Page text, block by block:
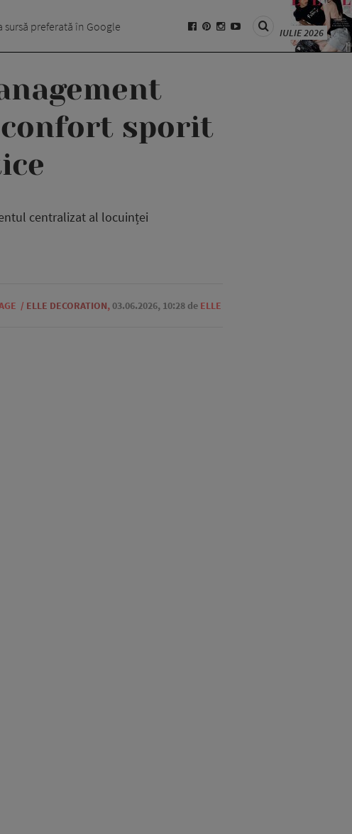
sursă preferată în Google IULIE 2026
sporit
centralizat al locuinței
/ ELLE DECORATION,03.06.2026, 10:28 de ELLE